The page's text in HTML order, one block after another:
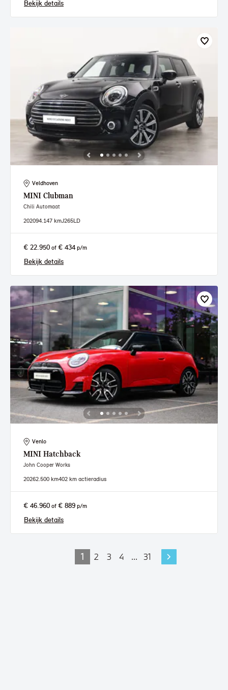
Bekijk details
Veldhoven
MINI Clubman
Chili Automaat
202094.147 kmJ265LD
€ 22.950 of € 434p/m
Bekijk details
Venlo
MINI Hatchback
John Cooper Works
20262.500 km402 km actieradius
€ 46.960 of € 889 p/m
Bekijk details
1 2 3 4 ... 31